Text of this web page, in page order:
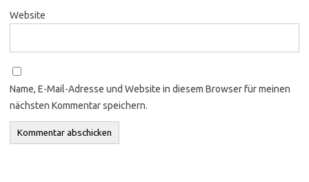
Website
Name, E-Mail-Adresse und Website in diesem Browser für meinen
nächsten Kommentar speichern.